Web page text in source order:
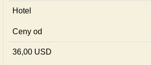
Hotel
Ceny od
36,00 USD